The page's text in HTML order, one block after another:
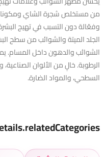
من مستخلص شجرة الشاي ومكونات
الرطوبة. خالٍ من الألوان الصناعية،
السطحي، والمواد الضارة.